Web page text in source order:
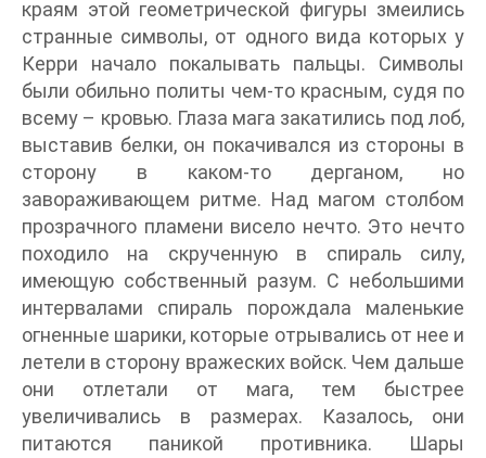
краям этой геометрической фигуры змеились
странные символы, от одного вида которых у
Керри начало покалывать пальцы. Символы
были обильно политы чем-то красным, судя по
всему – кровью. Глаза мага закатились под лоб,
выставив белки, он покачивался из стороны в
сторону в каком-то дерганом, но
завораживающем ритме. Над магом столбом
прозрачного пламени висело нечто. Это нечто
походило на скрученную в спираль силу,
имеющую собственный разум. С небольшими
интервалами спираль порождала маленькие
огненные шарики, которые отрывались от нее и
летели в сторону вражеских войск. Чем дальше
они отлетали от мага, тем быстрее
увеличивались в размерах. Казалось, они
питаются паникой противника. Шары